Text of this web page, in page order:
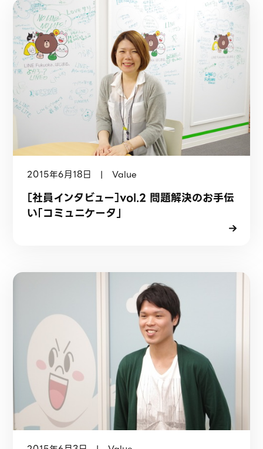
2015年6月18日 | Value
［社員インタビュー］vol.2 問題解決のお手伝
い「コミュニケータ」